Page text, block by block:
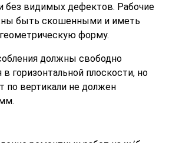
без видимых дефектов. Рабочие
быть скошенными и иметь
форму.
должны свободно
горизонтальной плоскости, но
по вертикали не должен